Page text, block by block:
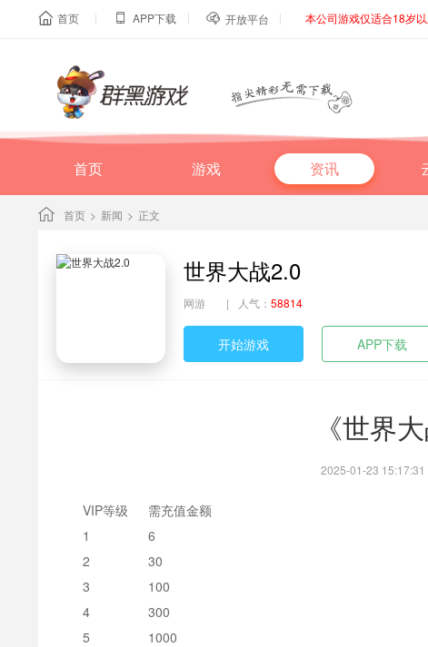
 首页 |  APP下载 |  开放平台 | 本公司游戏仅适合18岁以
首页 游戏 资讯
首页 > 新闻 > 正文
世界大战2.0
网游 | 人气： 58814
开始游戏 APP下载
《世界
2025-01-23
VIP等级
需充值金额
1
6
2
30
3
100
4
300
5
1000